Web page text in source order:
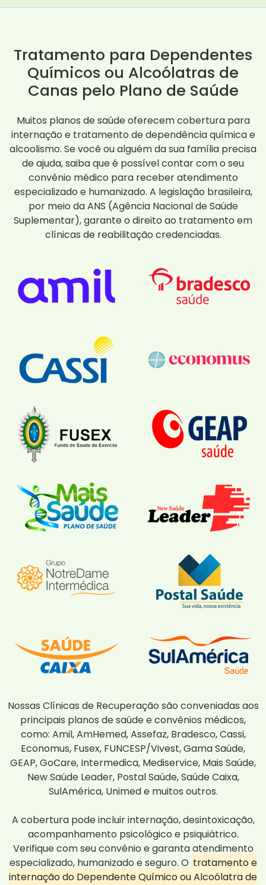
Tratamento para Dependentes
Químicos ou Alcoólatras de
Canas pelo Plano de Saúde
Muitos planos de saúde oferecem cobertura para
internação e tratamento de dependência química e
alcoolismo. Se você ou alguém da sua família precisa
de ajuda, saiba que é possível contar com o seu
convênio médico para receber atendimento
especializado e humanizado. A legislação brasileira,
por meio da ANS (Agência Nacional de Saúde
Suplementar), garante o direito ao tratamento em
clínicas de reabilitação credenciadas.
Nossas Clínicas de Recuperação são conveniadas aos
principais planos de saúde e convênios médicos,
como: Amil, AmHemed, Assefaz, Bradesco, Cassi,
Economus, Fusex, FUNCESP/Vivest, Gama Saúde,
GEAP, GoCare, Intermedica, Mediservice, Mais Saúde,
New Saúde Leader, Postal Saúde, Saúde Caixa,
SulAmérica, Unimed e muitos outros.
A cobertura pode incluir internação, desintoxicação,
acompanhamento psicológico e psiquiátrico.
Verifique com seu convênio e garanta atendimento
especializado, humanizado e seguro. O tratamento e
internação do Dependente Químico ou Alcoólatra de